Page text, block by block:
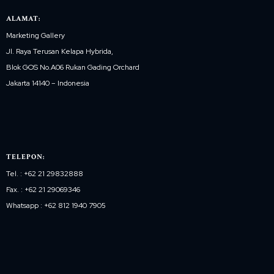
ALAMAT:
Marketing Gallery
Jl. Raya Terusan Kelapa Hybrida,
Blok GOS No.A06 Rukan Gading Orchard
Jakarta 14140 – Indonesia
TELEPON:
Tel. : +62 21 29832888
Fax. : +62 21 29069346
Whatsapp : +62 812 1940 7905